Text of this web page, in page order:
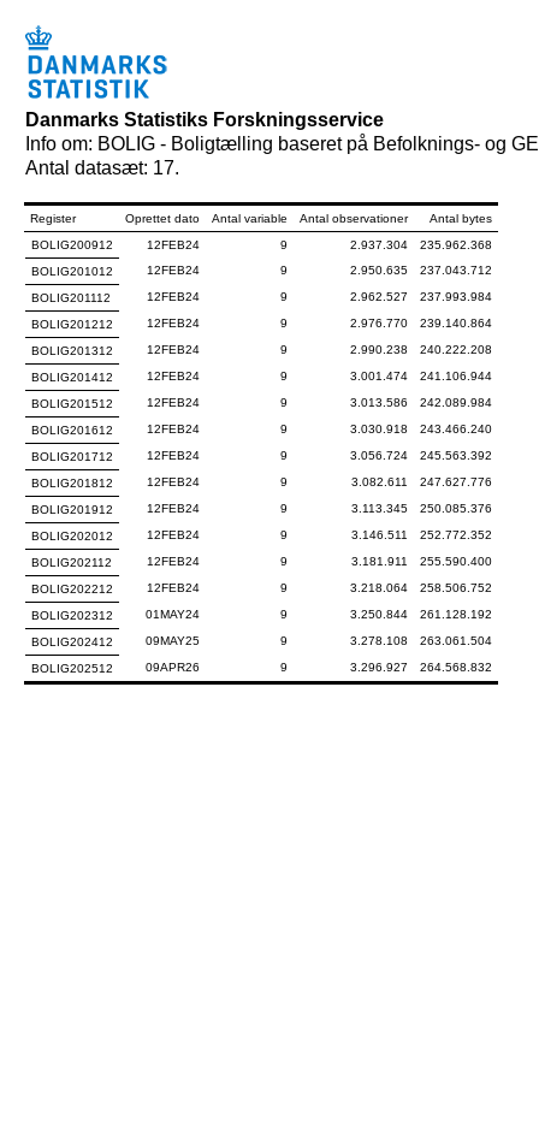
Danmarks Statistiks Forskningsservice
Info om: BOLIG - Boligtælling baseret på Befolknings- og
Antal datasæt: 17.
Register Oprettet dato Antal variable Antal observationer
Antal bytes
BOLIG200912
12FEB24 9 2.937.304
235.962.368
BOLIG201012
12FEB24 9 2.950.635 237.043.712
BOLIG201112 12FEB24 9 2.962.527 237.993.984
BOLIG201212 12FEB24 9 2.976.770 239.140.864
BOLIG201312 12FEB24 9 2.990.238 240.222.208
BOLIG201412 12FEB24 9 3.001.474 241.106.944
BOLIG201512 12FEB24 9 3.013.586 242.089.984
BOLIG201612 12FEB24 9 3.030.918 243.466.240
BOLIG201712 12FEB24 9 3.056.724 245.563.392
BOLIG201812 12FEB24 9 3.082.611 247.627.776
BOLIG201912 12FEB24 9 3.113.345 250.085.376
BOLIG202012 12FEB24 9 3.146.511 252.772.352
BOLIG202112 12FEB24 9 3.181.911 255.590.400
BOLIG202212 12FEB24 9 3.218.064 258.506.752
BOLIG202312 01MAY24 9 3.250.844 261.128.192
BOLIG202412 09MAY25 9 3.278.108 263.061.504
BOLIG202512 09APR26 9 3.296.927 264.568.832